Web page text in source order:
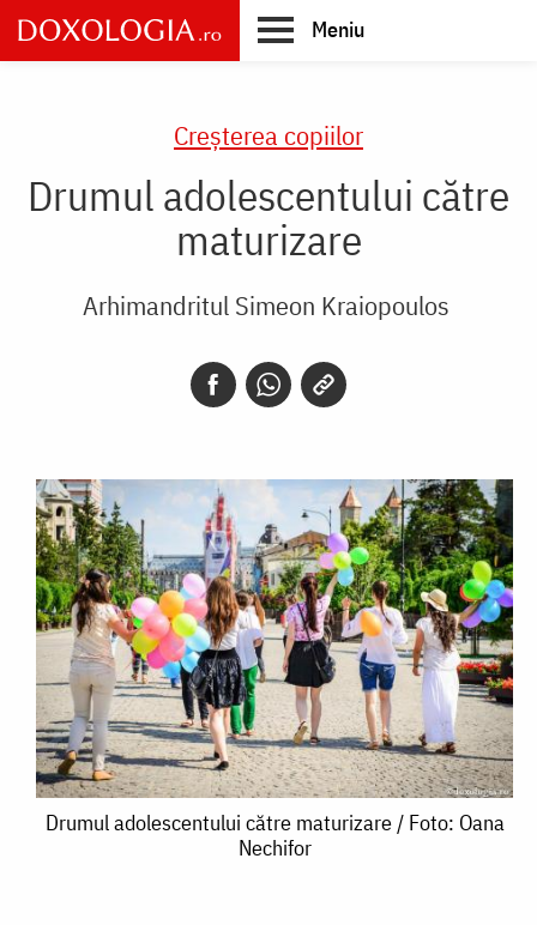
Skip
to
main
Meniu
Creşterea copiilor
Drumul adolescentului către
maturizare
Arhimandritul Simeon Kraiopoulos
Drumul
Drumul adolescentului către maturizare / Foto: Oana
Nechifor